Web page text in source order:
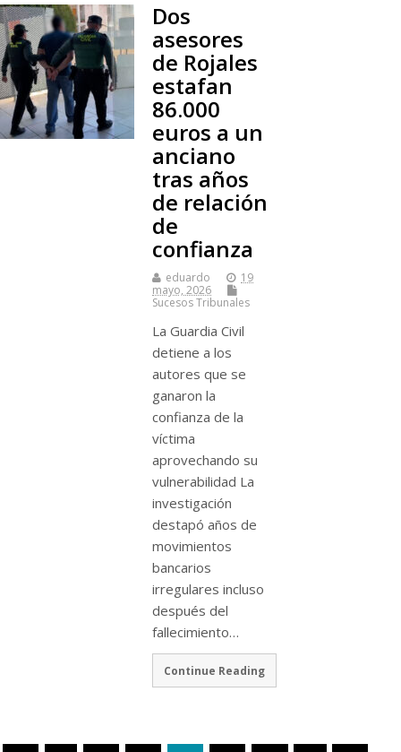
Dos
asesores
de Rojales
estafan
86.000
euros a un
anciano
tras años
de relación
de
confianza
eduardo
19
mayo, 2026
Sucesos Tribunales
La Guardia Civil
detiene a los
autores que se
ganaron la
confianza de la
víctima
aprovechando su
vulnerabilidad La
investigación
destapó años de
movimientos
bancarios
irregulares incluso
después del
fallecimiento…
Continue Reading